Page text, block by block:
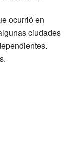
ocurrió en
ciudades